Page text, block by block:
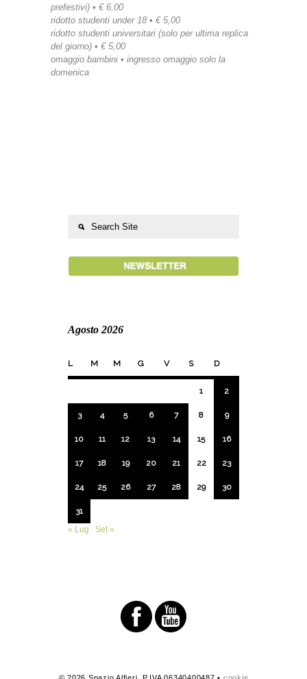
prefestivi) • € 6,00
ridotto studenti under 18 • € 5,00
ridotto studenti universitari (solo per ultima replica
del giorno) • € 5,00
omaggio bambini • ingresso omaggio solo la
domenica
Agosto 2026
L M M G V S D
1 2
3 4 5 6 7 8 9
10 11 12 13 14 15 16
17 18 19 20 21 22 23
24 25 26 27 28 29 30
31
« Lug
Set »